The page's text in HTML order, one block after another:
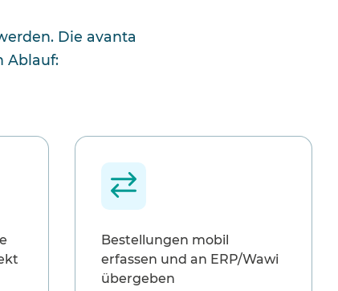
Die avanta
Ablauf:
Bestellungen mobil
erfassen und an ERP/Wawi
übergeben